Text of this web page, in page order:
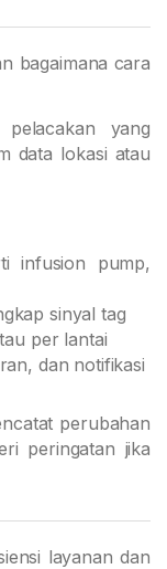
bagaimana cara
yang
data lokasi atau
infusion pump,
sinyal tag
per lantai
dan notifikasi
perubahan
peringatan jika
layanan dan